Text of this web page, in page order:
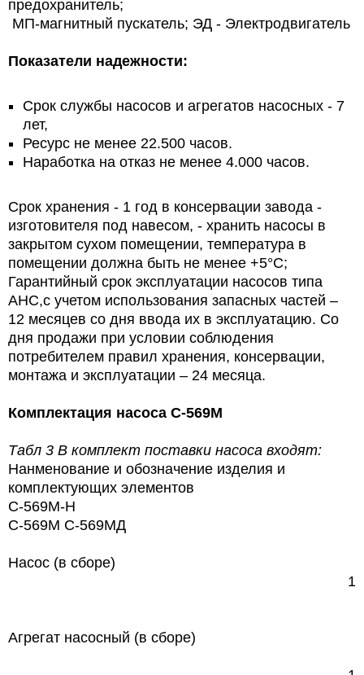
предохранитель;
МП-магнитный пускатель; ЭД - Электродвигатель
Показатели надежности:
Срок службы насосов и агрегатов насосных - 7
лет,
Ресурс не менее 22.500 часов.
Наработка на отказ не менее 4.000 часов.
Срок хранения - 1 год в консервации завода -
изготовителя под навесом, - хранить насосы в
закрытом сухом помещении, температура в
помещении должна быть не менее +5°С;
Гарантийный срок эксплуатации насосов типа
АНС,с учетом использования запасных частей –
12 месяцев со дня ввода их в эксплуатацию. Со
дня продажи при условии соблюдения
потребителем правил хранения, консервации,
монтажа и эксплуатации – 24 месяца.
Комплектация насоса С-569М
Табл 3 В комплект поставки насоса входят:
Нанменование и обозначение изделия и
комплектующих элементов
С-569М-Н
С-569М С-569МД
Насос (в сборе)
1
Агрегат насосный (в сборе)